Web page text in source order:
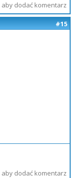
aby dodać komentarz
#15
aby dodać komentarz